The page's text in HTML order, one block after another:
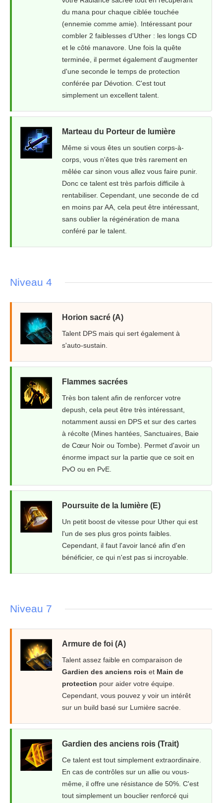
du mana pour chaque ciblée touchée
(ennemie comme amie). Intéressant pour
combler 2 faiblesses d'Uther : les longs CD
et le côté manavore. Une fois la quête
terminée, il permet également d'augmenter
d'une seconde le temps de protection
conférée par Dévotion. C'est tout
simplement un excellent talent.
Marteau du Porteur de lumière
Même si vous êtes un soutien corps-à-
corps, vous n'êtes que très rarement en
mêlée car sinon vous allez vous faire punir.
Donc ce talent est très parfois difficile à
rentabiliser. Cependant, une seconde de cd
en moins par AA, cela peut être intéressant,
sans oublier la régénération de mana
conféré par le talent.
Niveau 4
Horion sacré (A)
Talent DPS mais qui sert également à
s'auto-sustain.
Flammes sacrées
Très bon talent afin de renforcer votre
depush, cela peut être très intéressant,
notamment aussi en DPS et sur des cartes
à récolte (Mines hantées, Sanctuaires, Baie
de Cœur Noir ou Tombe). Permet d'avoir un
énorme impact sur la partie que ce soit en
PvO ou en PvE.
Poursuite de la lumière (E)
Un petit boost de vitesse pour Uther qui est
l'un de ses plus gros points faibles.
Cependant, il faut l'avoir lancé afin d'en
bénéficier, ce qui n'est pas si incroyable.
Niveau 7
Armure de foi (A)
Talent assez faible en comparaison de
Gardien des anciens rois et Main de
protection pour aider votre équipe.
Cependant, vous pouvez y voir un intérêt
sur un build basé sur Lumière sacrée.
Gardien des anciens rois (Trait)
Ce talent est tout simplement extraordinaire.
En cas de contrôles sur un allie ou vous-
même, il offre une résistance de 50%. C'est
tout simplement un bouclier renforcé qui